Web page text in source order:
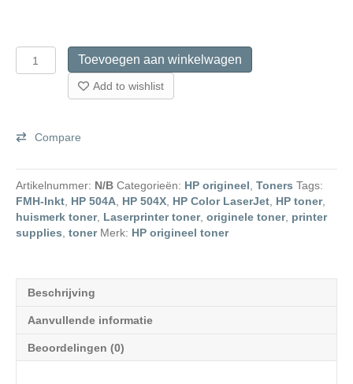
504A
originele
Toevoegen aan winkelwagen
Add to wishlist
Compare
Artikelnummer: N/B Categorieën: HP origineel, Toners Tags:
FMH-Inkt, HP 504A, HP 504X, HP Color LaserJet, HP toner,
huismerk toner, Laserprinter toner, originele toner, printer
supplies, toner Merk: HP origineel toner
Beschrijving
Aanvullende informatie
Beoordelingen (0)